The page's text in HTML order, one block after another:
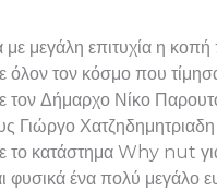
μεγάλη επιτυχία η
όλον τον κόσμο που
τον Δήμαρχο Νίκο
Γιώργο
το κατάστημα Why nut
φυσικά ένα πολύ μεγάλο